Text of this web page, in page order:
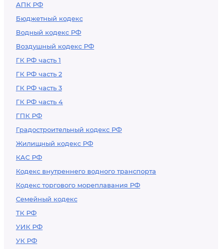
АПК РФ
Бюджетный кодекс
Водный кодекс РФ
Воздушный кодекс РФ
ГК РФ часть 1
ГК РФ часть 2
ГК РФ часть 3
ГК РФ часть 4
ГПК РФ
Градостроительный кодекс РФ
Жилищный кодекс РФ
КАС РФ
Кодекс внутреннего водного транспорта
Кодекс торгового мореплавания РФ
Семейный кодекс
ТК РФ
УИК РФ
УК РФ